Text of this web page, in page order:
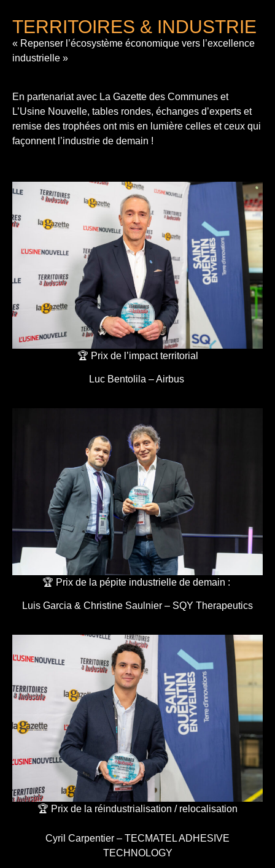
TERRITOIRES & INDUSTRIE
« Repenser l’écosystème économique vers l’excellence
industrielle »
En partenariat avec La Gazette des Communes et
L’Usine Nouvelle, tables rondes, échanges d’experts et
remise des trophées ont mis en lumière celles et ceux qui
façonnent l’industrie de demain !
🏆 Prix de l’impact territorial
Luc Bentolila – Airbus
🏆 Prix de la pépite industrielle de demain :
Luis Garcia & Christine Saulnier – SQY Therapeutics
🏆 Prix de la réindustrialisation / relocalisation
Cyril Carpentier – TECMATEL ADHESIVE
TECHNOLOGY